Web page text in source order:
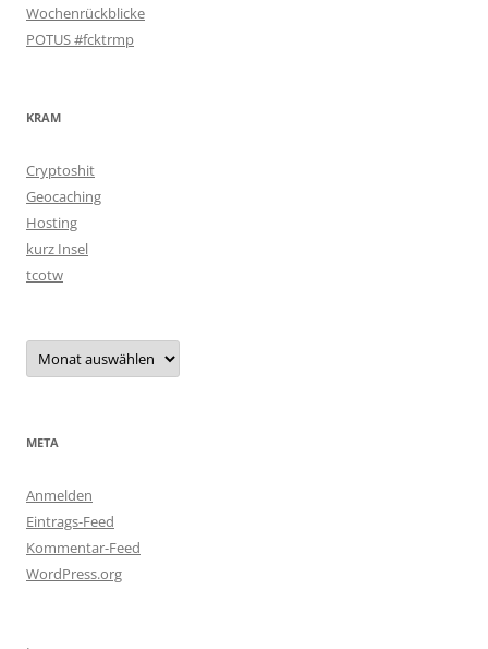
Wochenrückblicke
POTUS #fcktrmp
KRAM
Cryptoshit
Geocaching
Hosting
kurz Insel
tcotw
Archiv
META
Anmelden
Eintrags-Feed
Kommentar-Feed
WordPress.org